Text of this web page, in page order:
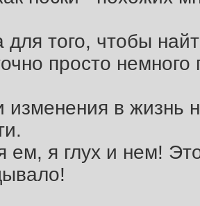
для того, чтобы
просто немного
изменения в жизнь
ем, я глух и нем!